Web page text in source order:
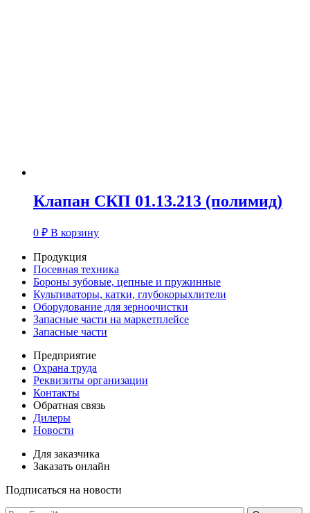
Клапан СКП 01.13.213 (полимид)
0 ₽ В корзину
Продукция
Посевная техника
Бороны зубовые, цепные и пружинные
Культиваторы, катки, глубокорыхлители
Оборудование для зерноочистки
Запасные части на маркетплейсе
Запасные части
Предприятие
Охрана труда
Реквизиты организации
Контакты
Обратная связь
Дилеры
Новости
Для заказчика
Заказать онлайн
Подписаться на новости